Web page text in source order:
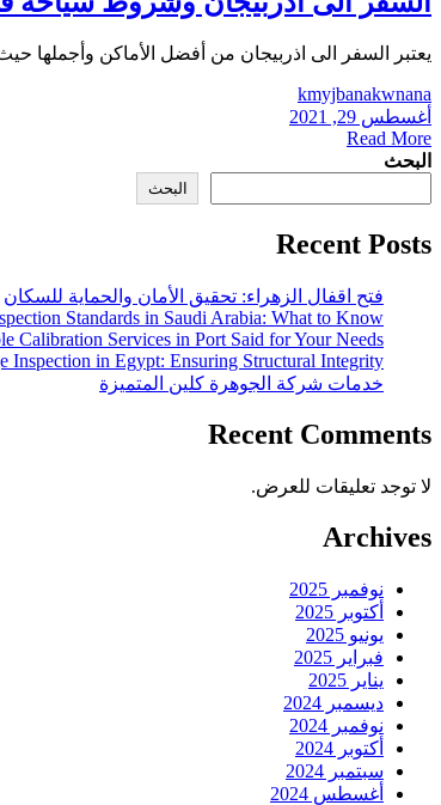
يعتبر السفر الى اذربيجان من أفضل الأماكن وأجملها حيث يبلغ عدد سكانها حوالي 2.2 مليون نسمة
kmyjbanakwnana
أغسطس 29, 2021
Read More
البحث
البحث
Recent Posts
فتح اقفال الزهراء: تحقيق الأمان والحماية للسكان
Standards in Saudi Arabia: What to Know
Calibration Services in Port Said for Your Needs
Inspection in Egypt: Ensuring Structural Integrity
خدمات شركة الجوهرة كلين المتميزة
Recent Comments
لا توجد تعليقات للعرض.
Archives
نوفمبر 2025
أكتوبر 2025
يونيو 2025
فبراير 2025
يناير 2025
ديسمبر 2024
نوفمبر 2024
أكتوبر 2024
سبتمبر 2024
أغسطس 2024